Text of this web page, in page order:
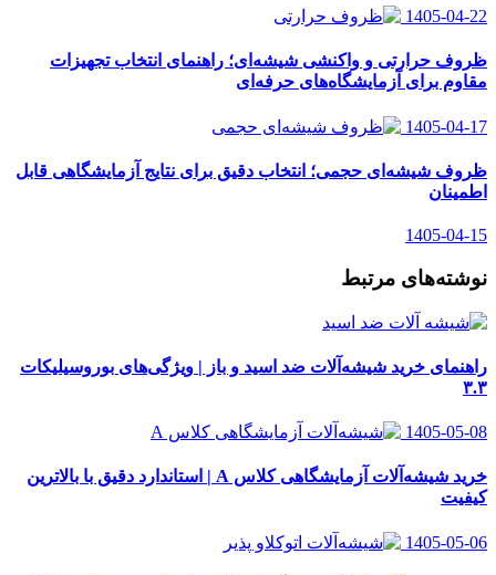
1405-04-22
ظروف حرارتی و واکنشی شیشه‌ای؛ راهنمای انتخاب تجهیزات
مقاوم برای آزمایشگاه‌های حرفه‌ای
1405-04-17
ظروف شیشه‌ای حجمی؛ انتخاب دقیق برای نتایج آزمایشگاهی قابل
اطمینان
1405-04-15
نوشته‌های مرتبط
راهنمای خرید شیشه‌آلات ضد اسید و باز | ویژگی‌های بوروسیلیکات
۳.۳
1405-05-08
خرید شیشه‌آلات آزمایشگاهی کلاس A | استاندارد دقیق با بالاترین
کیفیت
1405-05-06